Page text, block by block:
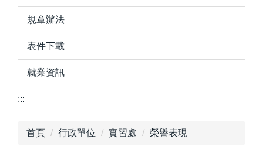
規章辦法
表件下載
就業資訊
:::
首頁 行政單位 實習處 榮譽表現